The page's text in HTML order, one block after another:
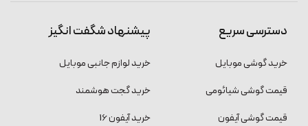
دسترسی سریع
خرید گوشی موبایل
قیمت گوشی شیائومی
قیمت گوشی آیفون
پیشنهاد شگفت انگیز
خرید لوازم جانبی موبایل
خرید گجت هوشمند
خرید آیفون 16